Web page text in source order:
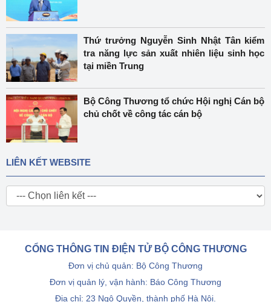
Thứ trưởng Nguyễn Sinh Nhật Tân kiểm
tra năng lực sản xuất nhiên liệu sinh học
tại miền Trung
Bộ Công Thương tổ chức Hội nghị Cán bộ
chủ chốt về công tác cán bộ
LIÊN KẾT WEBSITE
CỔNG THÔNG TIN ĐIỆN TỬ BỘ CÔNG THƯƠNG
Đơn vị chủ quản: Bộ Công Thương
Đơn vị quản lý, vận hành: Báo Công Thương
Địa chỉ: 23 Ngô Quyền, thành phố Hà Nội.